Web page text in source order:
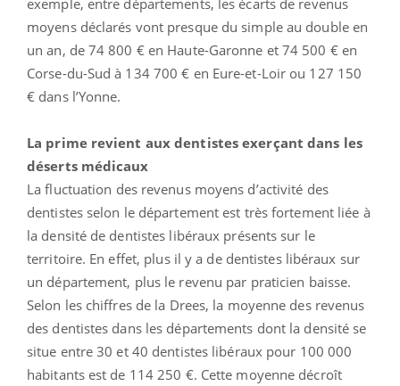
moyens déclarés vont presque du simple au double en
un an, de 74 800 € en Haute-Garonne et 74 500 € en
Corse-du-Sud à 134 700 € en Eure-et-Loir ou 127 150
€ dans l’Yonne.
La prime revient aux dentistes exerçant dans les
déserts médicaux
La fluctuation des revenus moyens d’activité des
dentistes selon le département est très fortement liée à
la densité de dentistes libéraux présents sur le
territoire. En effet, plus il y a de dentistes libéraux sur
un département, plus le revenu par praticien baisse.
Selon les chiffres de la Drees, la moyenne des revenus
des dentistes dans les départements dont la densité se
situe entre 30 et 40 dentistes libéraux pour 100 000
habitants est de 114 250 €. Cette moyenne décroît